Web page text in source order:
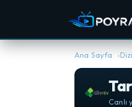
Ana Sayfa
Canlı